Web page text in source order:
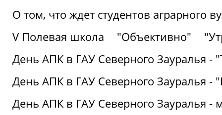
О том, что ждет студентов аграрного
V Полевая школа
"Объективно"
День АПК в ГАУ Северного Зауралья -
День АПК в ГАУ Северного Зауралья -
День АПК в ГАУ Северного Зауралья -